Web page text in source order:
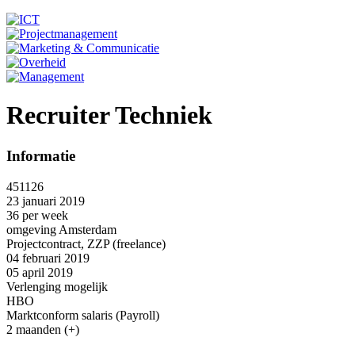
Recruiter Techniek
Informatie
451126
23 januari 2019
36 per week
omgeving Amsterdam
Projectcontract, ZZP (freelance)
04 februari 2019
05 april 2019
Verlenging mogelijk
HBO
Marktconform salaris (Payroll)
2 maanden (+)